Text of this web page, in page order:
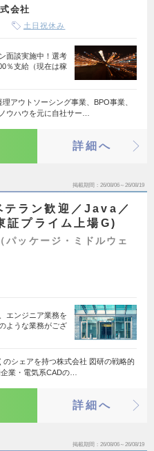
会社
土日祝休み
面談実施中！選考
％支給（現在は稼
アウトソーシング事業、BPO事業、
ウハウを元に自社サー…
詳細へ
掲載期間 26/08/06～26/08/19
テラン歓迎／Java／
証プライム上場G)
パッケージ・ミドルウェ
エンジニア業務を
ような業務がござ
のシェアを持つ株式会社 図研の戦略的
業・電気系CADの…
詳細へ
掲載期間 26/08/06～26/08/19